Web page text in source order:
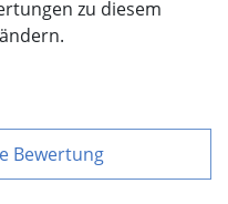
zu diesem
Bewertung